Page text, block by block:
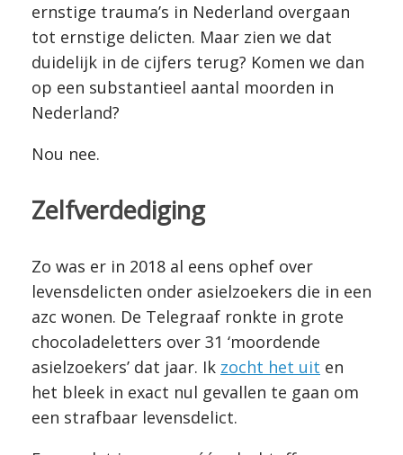
ernstige trauma’s in Nederland overgaan
tot ernstige delicten. Maar zien we dat
duidelijk in de cijfers terug? Komen we dan
op een substantieel aantal moorden in
Nederland?
Nou nee.
Zelfverdediging
Zo was er in 2018 al eens ophef over
levensdelicten onder asielzoekers die in een
azc wonen. De Telegraaf ronkte in grote
chocoladeletters over 31 ‘moordende
asielzoekers’ dat jaar. Ik zocht het uit en
het bleek in exact nul gevallen te gaan om
een strafbaar levensdelict.